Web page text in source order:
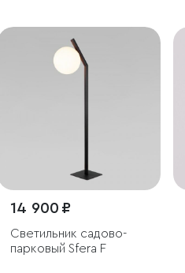
14 900 ₽
Светильник садово-
парковый Sfera F